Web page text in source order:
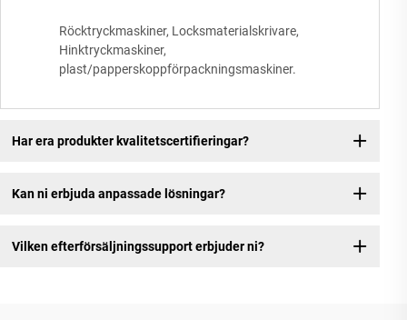
Röcktryckmaskiner, Locksmaterialskrivare,
Hinktryckmaskiner,
plast/papperskoppförpackningsmaskiner.
Har era produkter kvalitetscertifieringar?
Kan ni erbjuda anpassade lösningar?
Vilken efterförsäljningssupport erbjuder ni?